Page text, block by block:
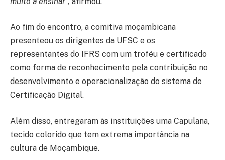
Ao fim do encontro, a comitiva moçambicana
presenteou os dirigentes da UFSC e os
representantes do IFRS com um troféu e certificado
como forma de reconhecimento pela contribuição no
desenvolvimento e operacionalização do sistema de
Certificação Digital.
Além disso, entregaram às instituições uma Capulana,
tecido colorido que tem extrema importância na
cultura de Moçambique.